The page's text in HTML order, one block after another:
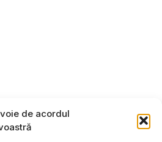
de acordul